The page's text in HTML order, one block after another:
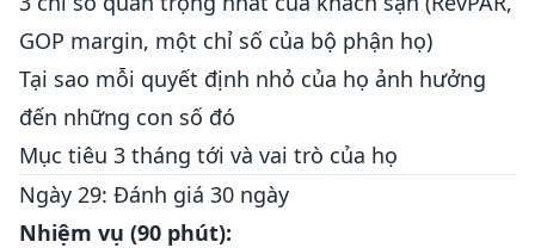
GOP margin, một chỉ số của bộ phận họ)
Tại sao mỗi quyết định nhỏ của họ ảnh hưởng
đến những con số đó
Mục tiêu 3 tháng tới và vai trò của họ
Ngày 29: Đánh giá 30 ngày
Nhiệm vụ (90 phút):